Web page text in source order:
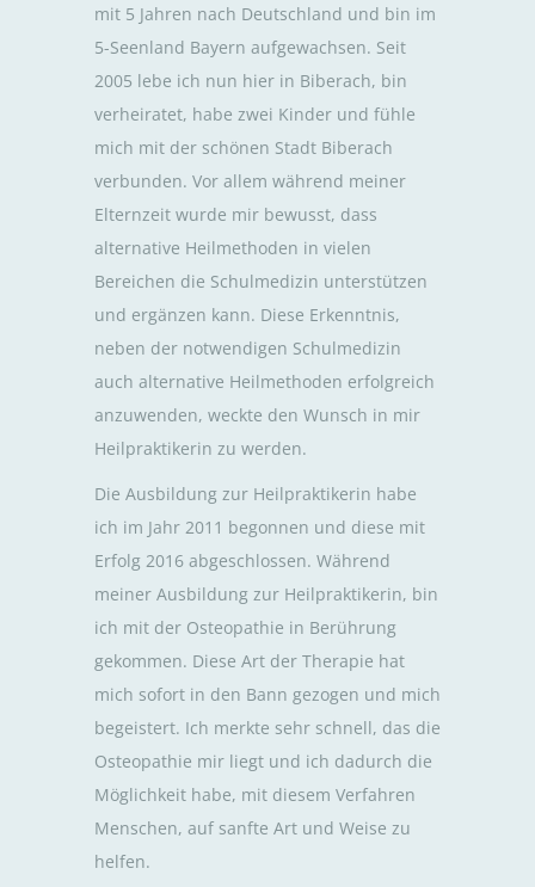
mit 5 Jahren nach Deutschland und bin im
5-Seenland Bayern aufgewachsen. Seit
2005 lebe ich nun hier in Biberach, bin
verheiratet, habe zwei Kinder und fühle
mich mit der schönen Stadt Biberach
verbunden. Vor allem während meiner
Elternzeit wurde mir bewusst, dass
alternative Heilmethoden in vielen
Bereichen die Schulmedizin unterstützen
und ergänzen kann. Diese Erkenntnis,
neben der notwendigen Schulmedizin
auch alternative Heilmethoden erfolgreich
anzuwenden, weckte den Wunsch in mir
Heilpraktikerin zu werden.
Die Ausbildung zur Heilpraktikerin habe
ich im Jahr 2011 begonnen und diese mit
Erfolg 2016 abgeschlossen. Während
meiner Ausbildung zur Heilpraktikerin, bin
ich mit der Osteopathie in Berührung
gekommen. Diese Art der Therapie hat
mich sofort in den Bann gezogen und mich
begeistert. Ich merkte sehr schnell, das die
Osteopathie mir liegt und ich dadurch die
Möglichkeit habe, mit diesem Verfahren
Menschen, auf sanfte Art und Weise zu
helfen.